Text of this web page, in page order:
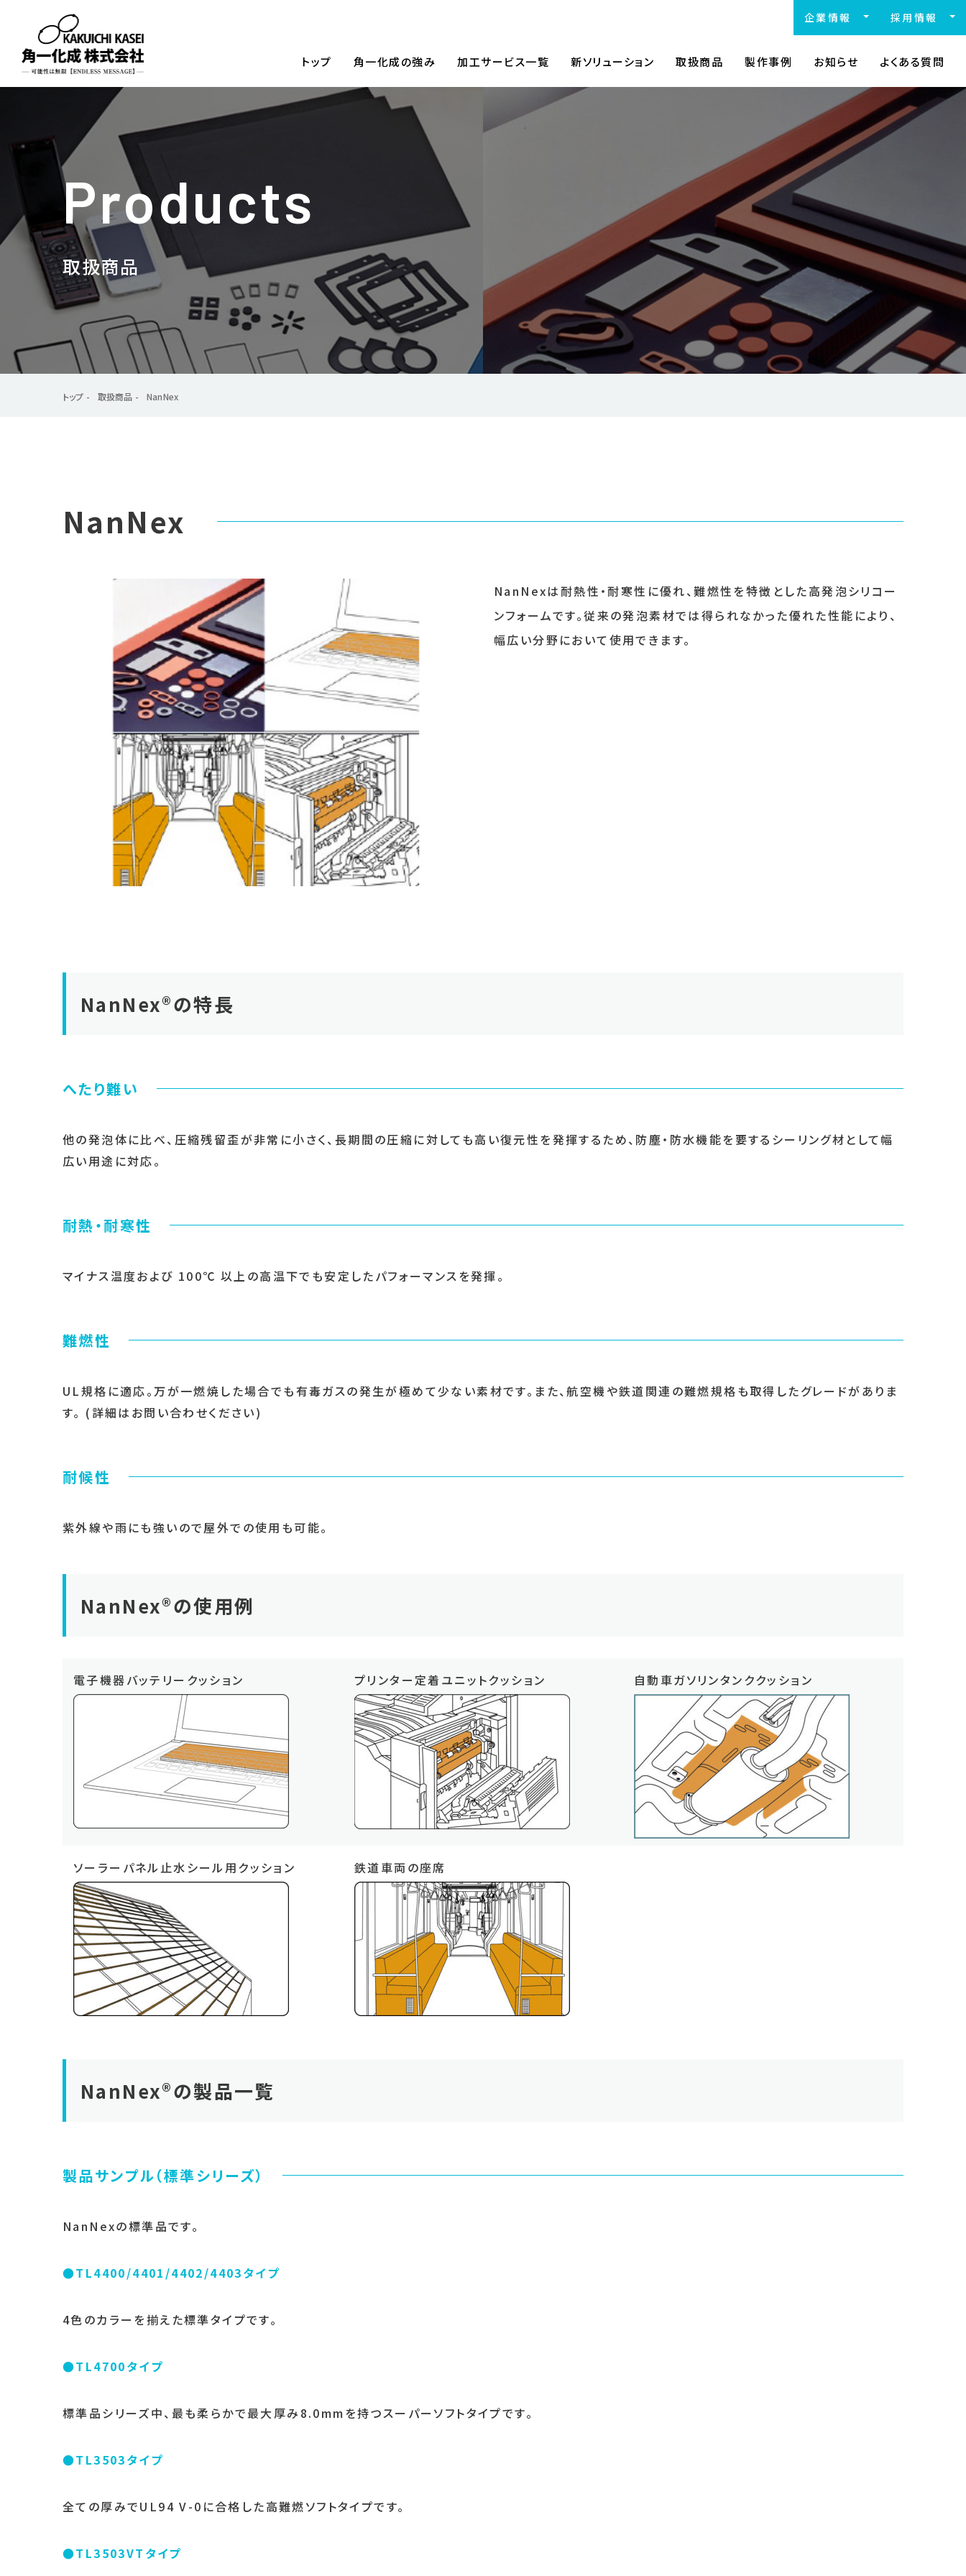
トップ 角一化成の強み 加工サービス一覧 新ソリューション 取扱商品 製作事例 お知らせ よくある質問
企業情報 採用情報
Products
取扱商品
トップ 取扱商品 NanNex
NanNex
NanNexは耐熱性・耐寒性に優れ、難燃性を特徴とした高発泡シリコー
ンフォームです。従来の発泡素材では得られなかった優れた性能により、
幅広い分野において使用できます。
NanNex®の特長
へたり難い
他の発泡体に比べ、圧縮残留歪が非常に小さく、長期間の圧縮に対しても高い復元性を発揮するため、防塵・防水機能を要するシーリング材として幅
広い用途に対応。
耐熱・耐寒性
マイナス温度および 100℃ 以上の高温下でも安定したパフォーマンスを発揮。
難燃性
UL規格に適応。万が一燃焼した場合でも有毒ガスの発生が極めて少ない素材です。また、航空機や鉄道関連の難燃規格も取得したグレードがありま
す。 (詳細はお問い合わせください)
耐候性
紫外線や雨にも強いので屋外での使用も可能。
NanNex®の使用例
電子機器バッテリークッション プリンター定着ユニットクッション 自動車ガソリンタンククッション
ソーラーパネル止水シール用クッション 鉄道車両の座席
NanNex®の製品一覧
製品サンプル（標準シリーズ）
NanNexの標準品です。
●TL4400/4401/4402/4403タイプ
4色のカラーを揃えた標準タイプです。
●TL4700タイプ
標準品シリーズ中、最も柔らかで最大厚み8.0mmを持つスーパーソフトタイプです。
●TL3503タイプ
全ての厚みでUL94 V-0に合格した高難燃ソフトタイプです。
●TL3503VTタイプ